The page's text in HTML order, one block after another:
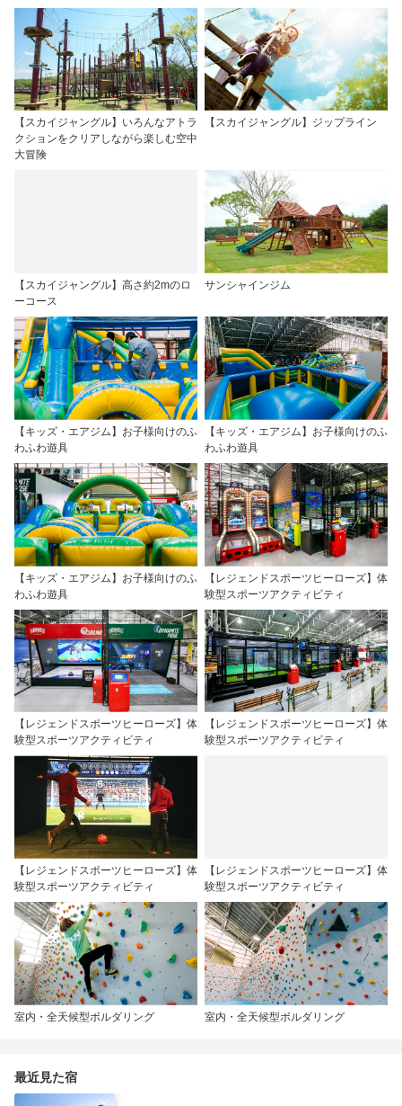
【スカイジャングル】いろんなアトラ
クションをクリアしながら楽しむ空中
大冒険
【スカイジャングル】ジップライン
【スカイジャングル】高さ約2mのロ
ーコース
サンシャインジム
【キッズ・エアジム】お子様向けのふ
わふわ遊具
【キッズ・エアジム】お子様向けのふ
わふわ遊具
【キッズ・エアジム】お子様向けのふ
わふわ遊具
【レジェンドスポーツヒーローズ】体
験型スポーツアクティビティ
【レジェンドスポーツヒーローズ】体
験型スポーツアクティビティ
【レジェンドスポーツヒーローズ】体
験型スポーツアクティビティ
【レジェンドスポーツヒーローズ】体
験型スポーツアクティビティ
【レジェンドスポーツヒーローズ】体
験型スポーツアクティビティ
室内・全天候型ボルダリング 室内・全天候型ボルダリング
最近見た宿